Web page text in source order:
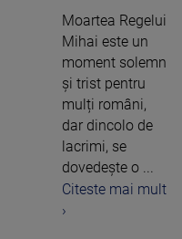
Moartea Regelui
Mihai este un
moment solemn
și trist pentru
mulți români,
dar dincolo de
lacrimi, se
dovedește o ...
Citeste mai mult
›